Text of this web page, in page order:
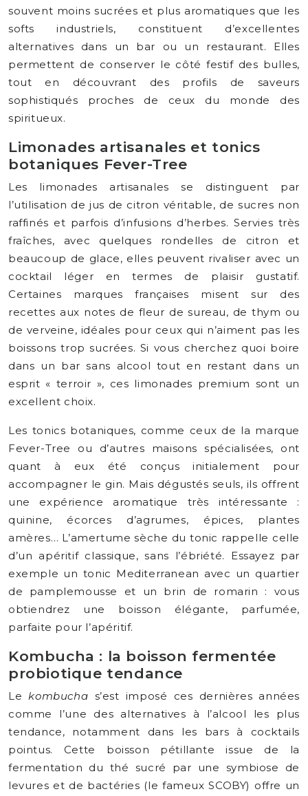
souvent moins sucrées et plus aromatiques que les
softs industriels, constituent d’excellentes
alternatives dans un bar ou un restaurant. Elles
permettent de conserver le côté festif des bulles,
tout en découvrant des profils de saveurs
sophistiqués proches de ceux du monde des
spiritueux.
Limonades artisanales et tonics
botaniques Fever-Tree
Les limonades artisanales se distinguent par
l’utilisation de jus de citron véritable, de sucres non
raffinés et parfois d’infusions d’herbes. Servies très
fraîches, avec quelques rondelles de citron et
beaucoup de glace, elles peuvent rivaliser avec un
cocktail léger en termes de plaisir gustatif.
Certaines marques françaises misent sur des
recettes aux notes de fleur de sureau, de thym ou
de verveine, idéales pour ceux qui n’aiment pas les
boissons trop sucrées. Si vous cherchez quoi boire
dans un bar sans alcool tout en restant dans un
esprit « terroir », ces limonades premium sont un
excellent choix.
Les tonics botaniques, comme ceux de la marque
Fever-Tree ou d’autres maisons spécialisées, ont
quant à eux été conçus initialement pour
accompagner le gin. Mais dégustés seuls, ils offrent
une expérience aromatique très intéressante :
quinine, écorces d’agrumes, épices, plantes
amères… L’amertume sèche du tonic rappelle celle
d’un apéritif classique, sans l’ébriété. Essayez par
exemple un tonic Mediterranean avec un quartier
de pamplemousse et un brin de romarin : vous
obtiendrez une boisson élégante, parfumée,
parfaite pour l’apéritif.
Kombucha : la boisson fermentée
probiotique tendance
Lekombucha s’est imposé ces dernières années
comme l’une des alternatives à l’alcool les plus
tendance, notamment dans les bars à cocktails
pointus. Cette boisson pétillante issue de la
fermentation du thé sucré par une symbiose de
levures et de bactéries (le fameux SCOBY) offre un